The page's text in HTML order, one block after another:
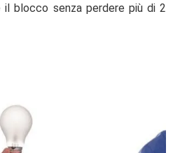
il blocco senza perdere più di 2